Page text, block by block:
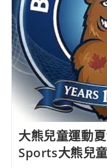
大熊兒童運動
Sports大熊兒